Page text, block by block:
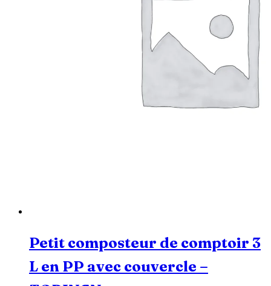
Petit composteur de comptoir 3
L en PP avec couvercle –